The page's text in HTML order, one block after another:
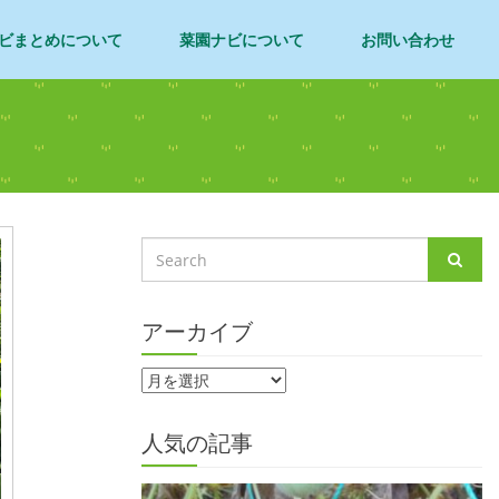
まとめについて 菜園ナビについて お問い合わせ
アーカイブ
人気の記事